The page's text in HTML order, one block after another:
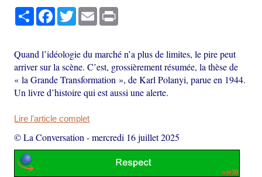
PartagerFacebook
TwitterEmail
Quand l’idéologie du marché n’a plus de limites, le pire peut
arriver sur la scène. C’est, grossièrement résumée, la thèse de
« la Grande Transformation », de Karl Polanyi, parue en 1944.
Un livre d’histoire qui est aussi une alerte.
Lire l'article complet
© La Conversation -mercredi 16 juillet 2025